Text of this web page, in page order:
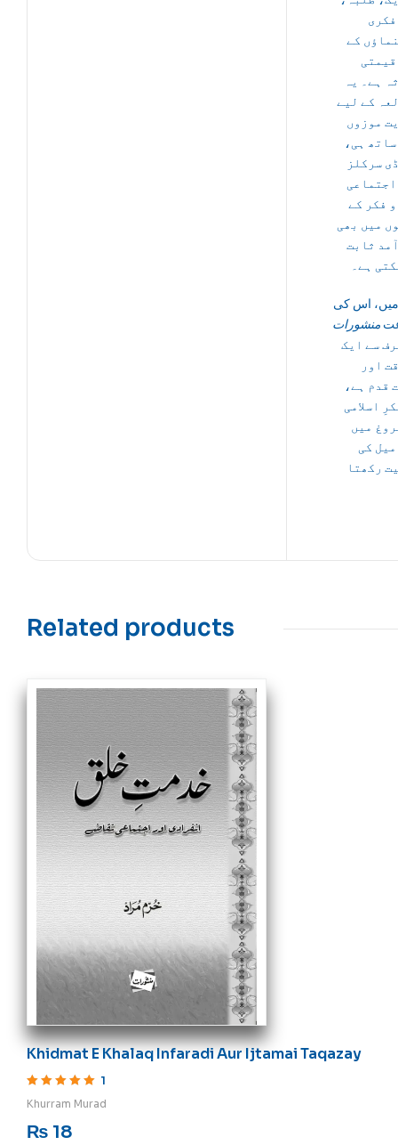
کے
ہے۔ یہ
کے لیے
موزوں
ہی،
سرکلز
فکر کے
میں بھی
ثابت
ہے۔
اس کی
منشورات
سے ایک
اور
قدم ہے،
اسلامی
میں
کی
رکھتا
Related products
Khidmat E Khalaq Infaradi Aur Ijtamai Taqazay
1
Khurram Murad
₨ 18